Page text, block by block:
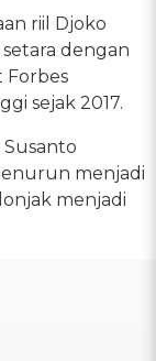
riil Djoko
dengan
Forbes
sejak 2017.
menjadi
menjadi